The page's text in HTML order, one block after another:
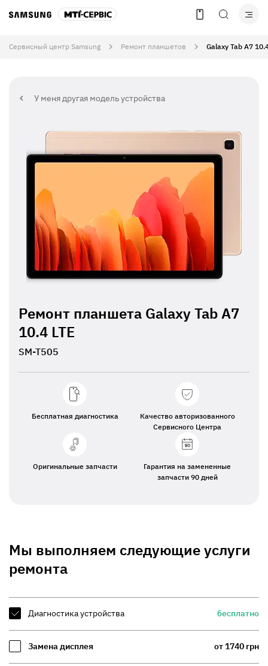
Сервисный центр Samsung Ремонт планшетов Galaxy Tab A7
У меня другая модель устройства
Ремонт планшета Galaxy Tab A7
10.4 LTE
SM-T505
Бесплатная диагностика
Качество авторизованного
Сервисного Центра
Оригинальные запчасти
Гарантия на замененные
запчасти 90 дней
Мы выполняем следующие услуги
ремонта
Диагностика устройства бесплатно
Замена дисплея от 1740 грн